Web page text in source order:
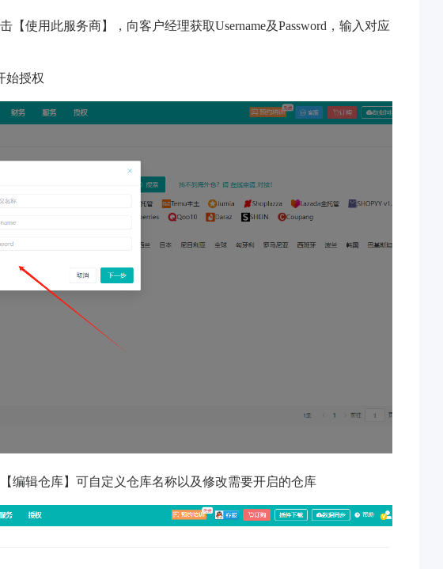
使用此服务商】，向客户经理获取Username及Password，输入对应
始授权
编辑仓库】可自定义仓库名称以及修改需要开启的仓库